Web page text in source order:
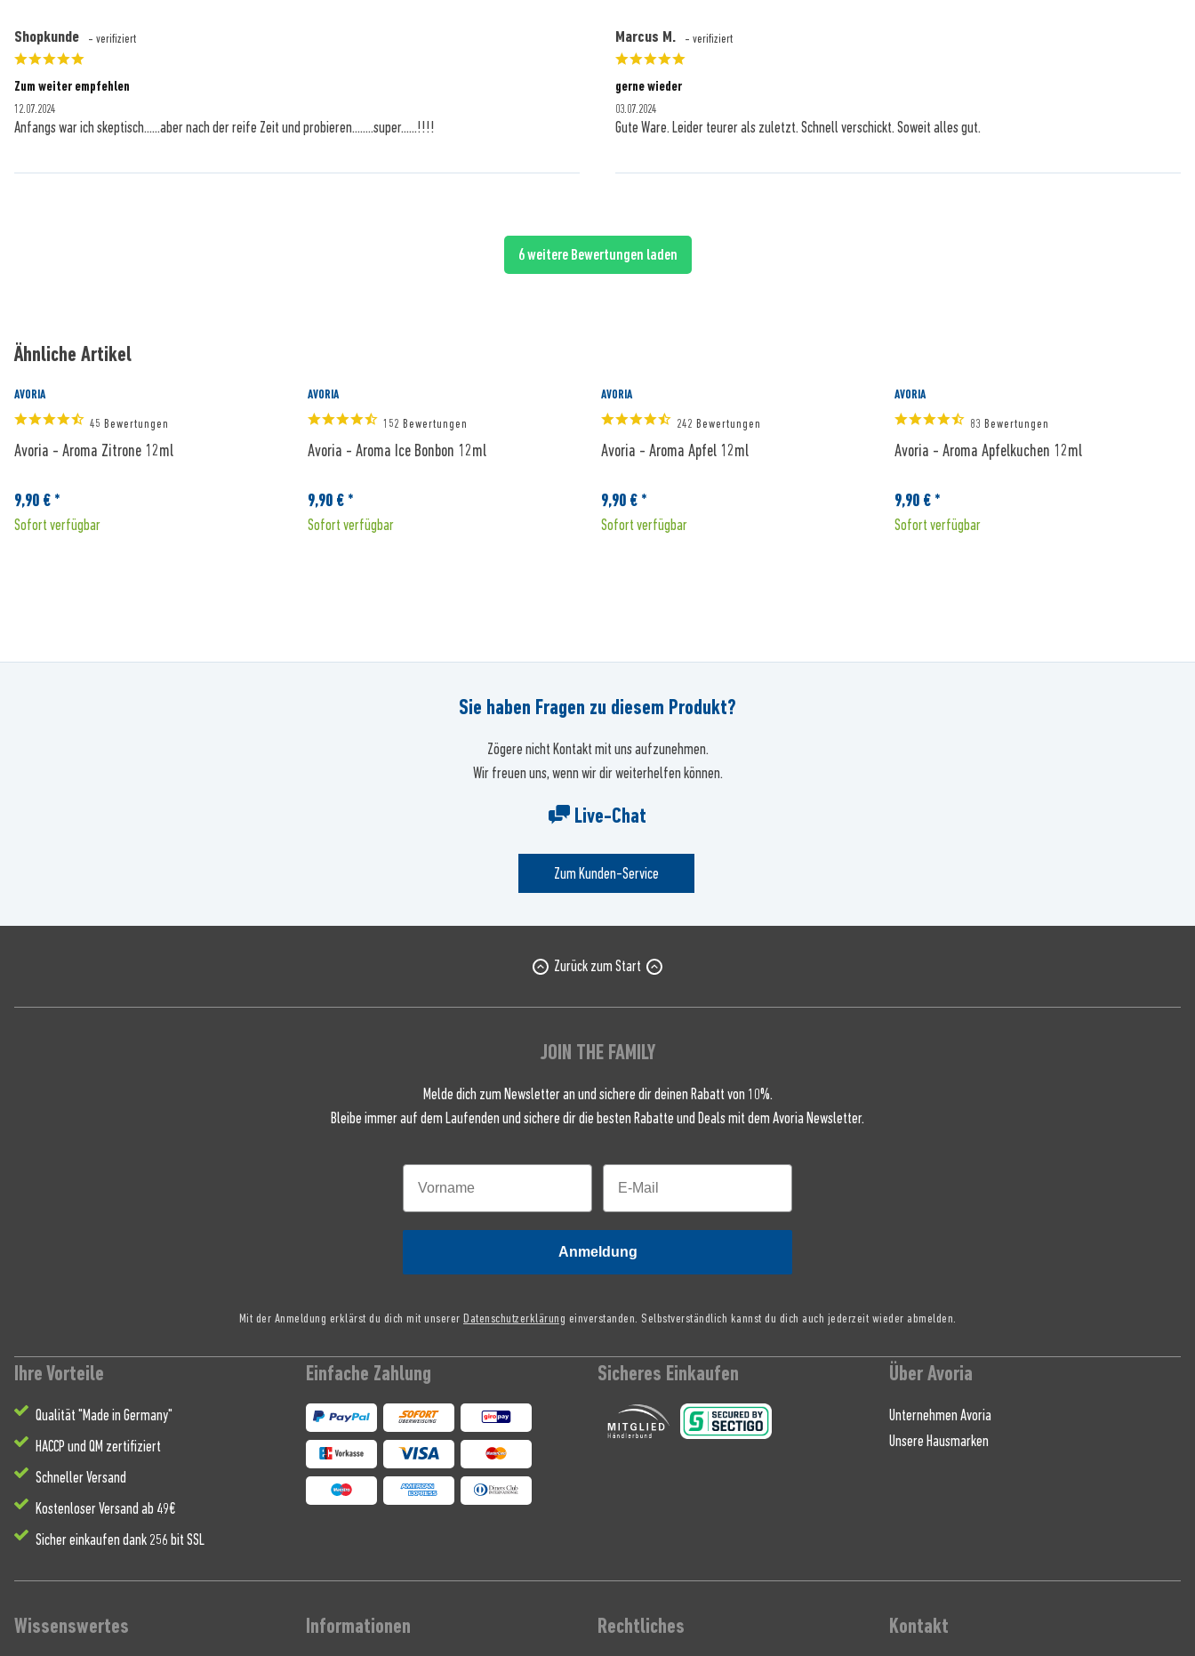
Shopkunde - verifiziert
Zum weiter empfehlen
12.07.2024
Anfangs war ich skeptisch......aber nach der reife Zeit und probieren........super......!!!!
Marcus M. - verifiziert
gerne wieder
03.07.2024
Gute Ware. Leider teurer als zuletzt. Schnell verschickt. Soweit alles gut.
6 weitere Bewertungen laden
Ähnliche Artikel
AVORIA
45 Bewertungen
Avoria - Aroma Zitrone 12ml
9,90 € *
Sofort verfügbar
AVORIA
152 Bewertungen
Avoria - Aroma Ice Bonbon 12ml
9,90 € *
Sofort verfügbar
AVORIA
242 Bewertungen
Avoria - Aroma Apfel 12ml
9,90 € *
Sofort verfügbar
AVORIA
83 Bewertungen
Avoria - Aroma Apfelkuchen 12ml
9,90 € *
Sofort verfügbar
Sie haben Fragen zu diesem Produkt?
Zögere nicht Kontakt mit uns aufzunehmen.
Wir freuen uns, wenn wir dir weiterhelfen können.
Live-Chat
Zum Kunden-Service
Zurück zum Start
JOIN THE FAMILY
Melde dich zum Newsletter an und sichere dir deinen Rabatt von 10%.
Bleibe immer auf dem Laufenden und sichere dir die besten Rabatte und Deals mit dem Avoria Newsletter.
Anmeldung
Mit der Anmeldung erklärst du dich mit unserer Datenschutzerklärung einverstanden. Selbstverständlich kannst du dich auch jederzeit wieder abmelden.
Ihre Vorteile
Qualität "Made in Germany"
HACCP und QM zertifiziert
Schneller Versand
Kostenloser Versand ab 49€
Sicher einkaufen dank 256 bit SSL
Einfache Zahlung Sicheres Einkaufen Über Avoria
Unternehmen Avoria
Unsere Hausmarken
Wissenswertes Informationen Rechtliches Kontakt